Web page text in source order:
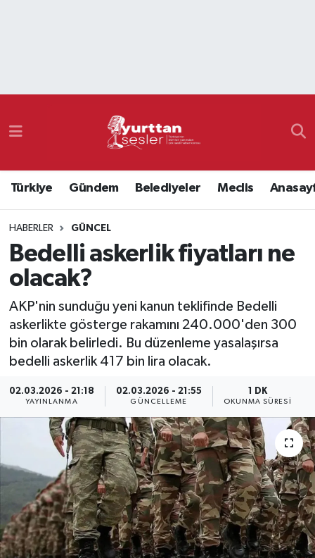
Türkiye Gündem Belediyeler Meclis
HABERLER GÜNCEL
Bedelli askerlik fiyatları ne
olacak?
AKP'nin sunduğu yeni kanun teklifinde Bedelli
askerlikte gösterge rakamını 240.000'den 300
bin olarak belirledi. Bu düzenleme yasalaşırsa
bedelli askerlik 417 bin lira olacak.
02.03.2026 - 21:18
YAYINLANMA
02.03.2026 - 21:55
GÜNCELLEME
1 DK
OKUNMA SÜRESI
Namaz Vakitleri
Süper Lig Puan Durumu ve Fikstür
Tüm Manşetler
Son Dakika Haberleri
Haber Arşivi